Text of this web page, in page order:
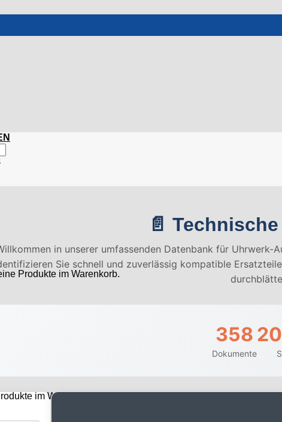
Produkte im Warenkorb.
im Warenkorb.
📄
in unserer umfassenden Datenbank für
Sie schnell und zuverlässig kompatible
358
Dokumente